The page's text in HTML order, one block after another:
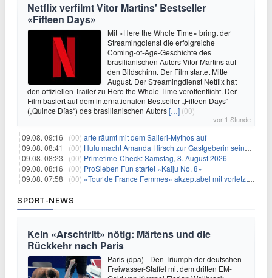
Netflix verfilmt Vitor Martins' Bestseller
«Fifteen Days»
Mit «Here the Whole Time» bringt der
Streamingdienst die erfolgreiche
Coming-of-Age-Geschichte des
brasilianischen Autors Vitor Martins auf
den Bildschirm. Der Film startet Mitte
August. Der Streamingdienst Netflix hat
den offiziellen Trailer zu Here the Whole Time veröffentlicht. Der
Film basiert auf dem internationalen Bestseller „Fifteen Days“
(„Quince Días“) des brasilianischen Autors[…] (00)
vor 1 Stunde
09.08. 09:16 | (00) arte räumt mit dem Salieri-Mythos auf
09.08. 08:41 | (00) Hulu macht Amanda Hirsch zur Gastgeberin seines Reality-Podcasts
09.08. 08:23 | (00) Primetime-Check: Samstag, 8. August 2026
09.08. 08:16 | (00) ProSieben Fun startet «Kaiju No. 8»
09.08. 07:58 | (00) «Tour de France Femmes» akzeptabel mit vorletzter Etappe
SPORT-NEWS
Kein «Arschtritt» nötig: Märtens und die
Rückkehr nach Paris
Paris (dpa) - Den Triumph der deutschen
Freiwasser-Staffel mit dem dritten EM-